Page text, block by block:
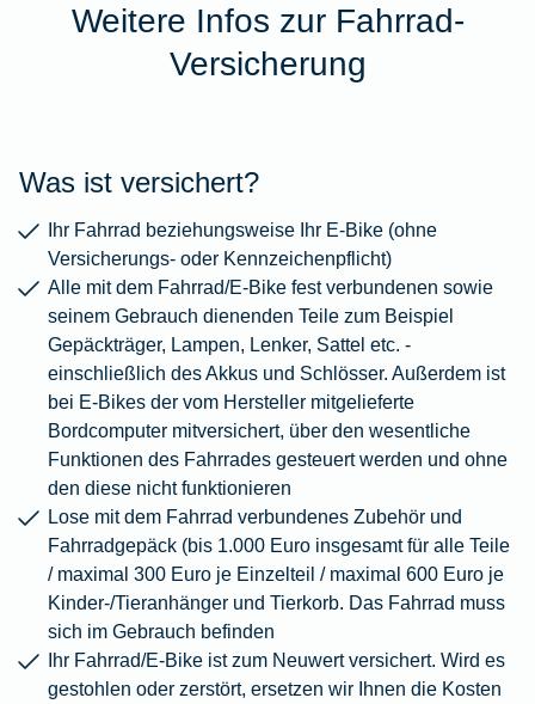
Weitere Infos zur Fahrrad-
Versicherung
Was ist versichert?
Ihr Fahrrad beziehungsweise Ihr E-Bike (ohne
Versicherungs- oder Kennzeichenpflicht)
Alle mit dem Fahrrad/E-Bike fest verbundenen sowie
seinem Gebrauch dienenden Teile zum Beispiel
Gepäckträger, Lampen, Lenker, Sattel etc. -
einschließlich des Akkus und Schlösser. Außerdem ist
bei E-Bikes der vom Hersteller mitgelieferte
Bordcomputer mitversichert, über den wesentliche
Funktionen des Fahrrades gesteuert werden und ohne
den diese nicht funktionieren
Lose mit dem Fahrrad verbundenes Zubehör und
Fahrradgepäck (bis 1.000 Euro insgesamt für alle Teile
/ maximal 300 Euro je Einzelteil / maximal 600 Euro je
Kinder-/Tieranhänger und Tierkorb. Das Fahrrad muss
sich im Gebrauch befinden
Ihr Fahrrad/E-Bike ist zum Neuwert versichert. Wird es
gestohlen oder zerstört, ersetzen wir Ihnen die Kosten